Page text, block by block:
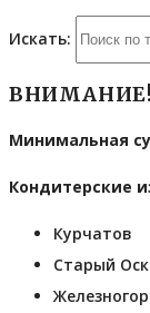
Искать:
ВНИМАНИЕ!
Минимальная
Кондитерские
Курчатов
Старый